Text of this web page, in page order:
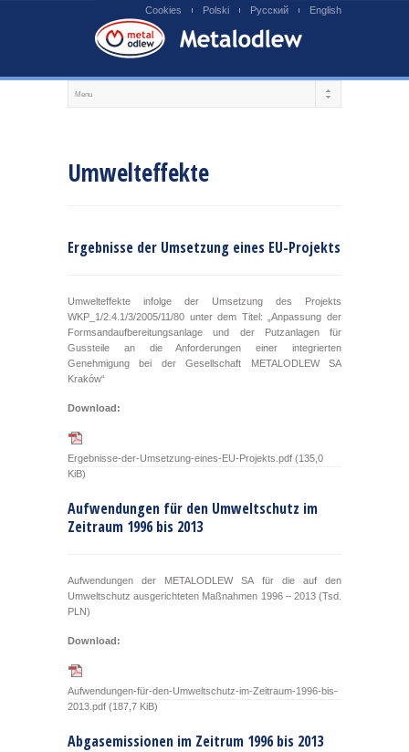
Cookies Polski Русский English
Umwelteffekte
Ergebnisse der Umsetzung eines EU-Projekts
Umwelteffekte infolge der Umsetzung des Projekts
WKP_1/2.4.1/3/2005/11/80 unter dem Titel: „Anpassung der
Formsandaufbereitungsanlage und der Putzanlagen für
Gussteile an die Anforderungen einer integrierten
Genehmigung bei der Gesellschaft METALODLEW SA
Kraków“
Download:
Ergebnisse-der-Umsetzung-eines-EU-Projekts.pdf (135,0
KiB)
Aufwendungen für den Umweltschutz im
Zeitraum 1996 bis 2013
Aufwendungen der METALODLEW SA für die auf den
Umweltschutz ausgerichteten Maßnahmen 1996 – 2013 (Tsd.
PLN)
Download:
Aufwendungen-für-den-Umweltschutz-im-Zeitraum-1996-bis-
2013.pdf (187,7 KiB)
Abgasemissionen im Zeitrum 1996 bis 2013